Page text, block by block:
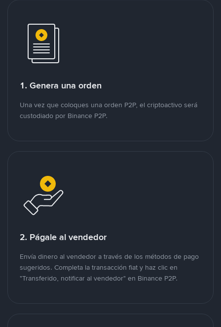
1. Genera una orden
Una vez que coloques una orden P2P, el criptoactivo será
custodiado por Binance P2P.
2. Págale al vendedor
Envía dinero al vendedor a través de los métodos de pago
sugeridos. Completa la transacción fiat y haz clic en
"Transferido, notificar al vendedor" en Binance P2P.